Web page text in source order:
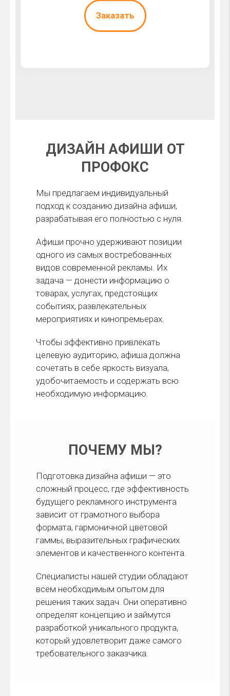
Заказать
ДИЗАЙН АФИШИ ОТ
ПРОФОКС
Мы предлагаем индивидуальный
подход к созданию дизайна афиши,
разрабатывая его полностью с нуля.
Афиши прочно удерживают позиции
одного из самых востребованных
видов современной рекламы. Их
задача — донести информацию о
товарах, услугах, предстоящих
событиях, развлекательных
мероприятиях и кинопремьерах.
Чтобы эффективно привлекать
целевую аудиторию, афиша должна
сочетать в себе яркость визуала,
удобочитаемость и содержать всю
необходимую информацию.
ПОЧЕМУ МЫ?
Подготовка дизайна афиши — это
сложный процесс, где эффективность
будущего рекламного инструмента
зависит от грамотного выбора
формата, гармоничной цветовой
гаммы, выразительных графических
элементов и качественного контента.
Специалисты нашей студии обладают
всем необходимым опытом для
решения таких задач. Они оперативно
определят концепцию и займутся
разработкой уникального продукта,
который удовлетворит даже самого
требовательного заказчика.